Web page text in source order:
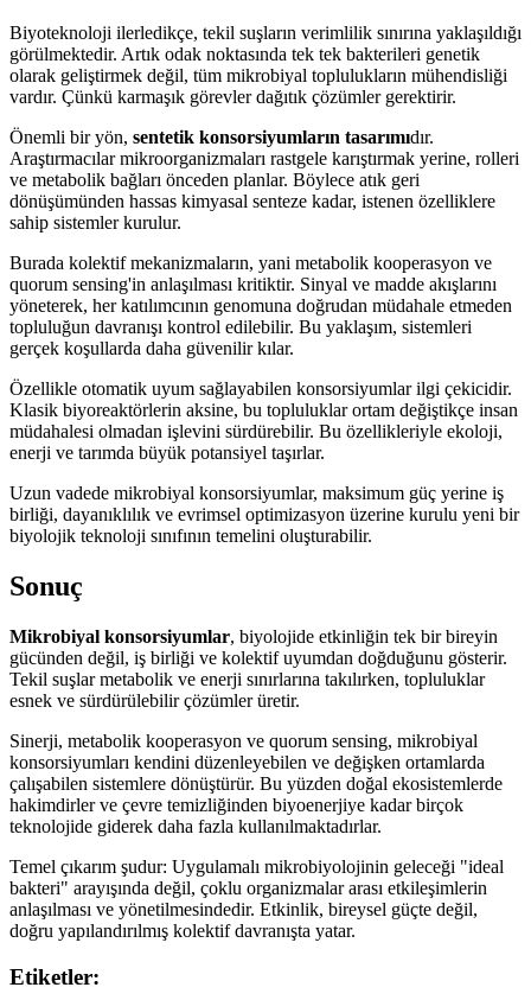
Biyoteknoloji ilerledikçe, tekil suşların verimlilik sınırına yaklaşıldığı
görülmektedir. Artık odak noktasında tek tek bakterileri genetik
olarak geliştirmek değil, tüm mikrobiyal toplulukların mühendisliği
vardır. Çünkü karmaşık görevler dağıtık çözümler gerektirir.
Önemli bir yön, sentetik konsorsiyumların tasarımıdır.
Araştırmacılar mikroorganizmaları rastgele karıştırmak yerine, rolleri
ve metabolik bağları önceden planlar. Böylece atık geri
dönüşümünden hassas kimyasal senteze kadar, istenen özelliklere
sahip sistemler kurulur.
Burada kolektif mekanizmaların, yani metabolik kooperasyon ve
quorum sensing'in anlaşılması kritiktir. Sinyal ve madde akışlarını
yöneterek, her katılımcının genomuna doğrudan müdahale etmeden
topluluğun davranışı kontrol edilebilir. Bu yaklaşım, sistemleri
gerçek koşullarda daha güvenilir kılar.
Özellikle otomatik uyum sağlayabilen konsorsiyumlar ilgi çekicidir.
Klasik biyoreaktörlerin aksine, bu topluluklar ortam değiştikçe insan
müdahalesi olmadan işlevini sürdürebilir. Bu özellikleriyle ekoloji,
enerji ve tarımda büyük potansiyel taşırlar.
Uzun vadede mikrobiyal konsorsiyumlar, maksimum güç yerine iş
birliği, dayanıklılık ve evrimsel optimizasyon üzerine kurulu yeni bir
biyolojik teknoloji sınıfının temelini oluşturabilir.
Sonuç
Mikrobiyal konsorsiyumlar, biyolojide etkinliğin tek bir bireyin
gücünden değil, iş birliği ve kolektif uyumdan doğduğunu gösterir.
Tekil suşlar metabolik ve enerji sınırlarına takılırken, topluluklar
esnek ve sürdürülebilir çözümler üretir.
Sinerji, metabolik kooperasyon ve quorum sensing, mikrobiyal
konsorsiyumları kendini düzenleyebilen ve değişken ortamlarda
çalışabilen sistemlere dönüştürür. Bu yüzden doğal ekosistemlerde
hakimdirler ve çevre temizliğinden biyoenerjiye kadar birçok
teknolojide giderek daha fazla kullanılmaktadırlar.
Temel çıkarım şudur: Uygulamalı mikrobiyolojinin geleceği "ideal
bakteri" arayışında değil, çoklu organizmalar arası etkileşimlerin
anlaşılması ve yönetilmesindedir. Etkinlik, bireysel güçte değil,
doğru yapılandırılmış kolektif davranışta yatar.
Etiketler: